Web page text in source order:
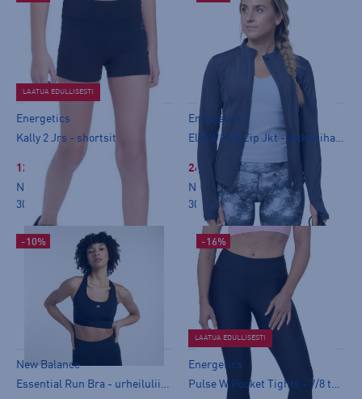
LAATUA EDULLISESTI
Energetics
Kally 2 Jrs - shortsit
12,99 €
Norm. hinta:
30pv alin hinta: 14,90€
Energetics
24,99 €
Norm. hinta:39,90€
30pv alin hinta: 39,90€
-10%
New Balance
-16%
LAATUA EDULLISESTI
Energetics